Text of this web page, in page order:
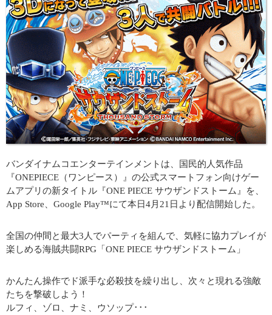
バンダイナムコエンターテインメントは、国民的人気作品
『ONEPIECE（ワンピース）』の公式スマートフォン向けゲー
ムアプリの新タイトル『ONE PIECE サウザンドストーム』を、
App Store、Google Play™にて本日4月21日より配信開始した。
全国の仲間と最大3人でパーティを組んで、気軽に協力プレイが
楽しめる海賊共闘RPG「ONE PIECE サウザンドストーム」
かんたん操作でド派手な必殺技を繰り出し、次々と現れる強敵
たちを撃破しよう！
ルフィ、ゾロ、ナミ、ウソップ･･･